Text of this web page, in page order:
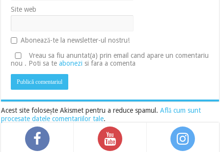
Site web
Abonează-te la newsletter-ul nostru!
Vreau sa fiu anuntat(a) prin email cand apare un comentariu
nou . Poti sa teabonezi si fara a comenta
Acest site folosește Akismet pentru a reduce spamul.Află cum sunt
procesate datele comentariilor tale.